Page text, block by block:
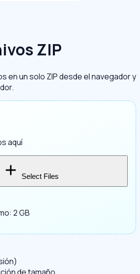
ZIP
en un solo ZIP desde el navegador y
aquí
Select Files
2 GB